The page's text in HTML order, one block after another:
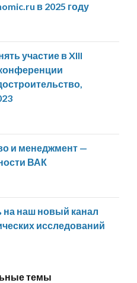
в 2025 году
участие в XIII
и менеджмент —
ВАК
наш новый канал
исследований
темы